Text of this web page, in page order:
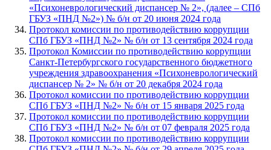
«Психоневрологический диспансер № 2», (далее – СПб
ГБУЗ «ПНД №2») № б/н от 20 июня 2024 года
Протокол комиссии по противодействию коррупции
СПб ГБУЗ «ПНД №2» № б/н от 13 сентября 2024 года
Протокол Комиссии по противодействию коррупции
Санкт-Петербургского государственного бюджетного
учреждения здравоохранения «Психоневрологический
диспансер № 2» № б/н от 20 декабря 2024 года
Протокол комиссии по противодействию коррупции
СПб ГБУЗ «ПНД №2» № б/н от 15 января 2025 года
Протокол комиссии по противодействию коррупции
СПб ГБУЗ «ПНД №2» № б/н от 07 февраля 2025 года
Протокол комиссии по противодействию коррупции